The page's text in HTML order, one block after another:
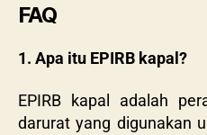
FAQ
1. Apa itu EPIRB kapal?
EPIRB kapal adalah
darurat yang digunakan